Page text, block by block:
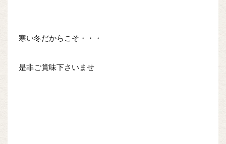
寒い冬だからこそ・・・
是非ご賞味下さいませ